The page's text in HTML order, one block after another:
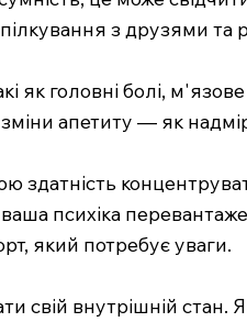
з друзями
як головні болі,
апетиту — як
здатність
психіка
який потребує уваги.
свій внутрішній стан.